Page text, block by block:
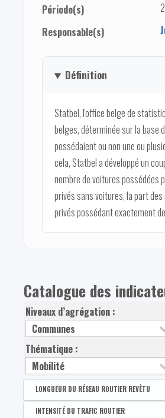
Période(s)
Responsable(s)
Définition
Statbel, l'office belge de
belges, déterminée sur la base
possédaient ou non une ou
cela, Statbel a développé un
nombre de voitures possédées
privés sans voitures, la part
privés possédant exactement
Catalogue des
Niveaux d’agrégation :
Thématique :
LONGUEUR DU RÉSEAU ROUTIER REVÊTU
Disponible par :Commune - Arrondissement -
INTENSITÉ DU TRAFIC ROUTIER